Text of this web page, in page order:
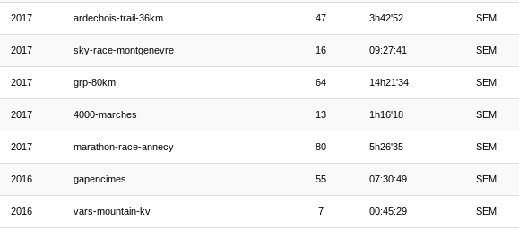
2017 ardechois-trail-36km 47 3h42'52 SEM
2017 sky-race-montgenevre 16 09:27:41 SEM
2017 grp-80km 64 14h21'34 SEM
2017 4000-marches 13 1h16'18 SEM
2017 marathon-race-annecy 80 5h26'35 SEM
2016 gapencimes 55 07:30:49 SEM
2016 vars-mountain-kv 7 00:45:29 SEM